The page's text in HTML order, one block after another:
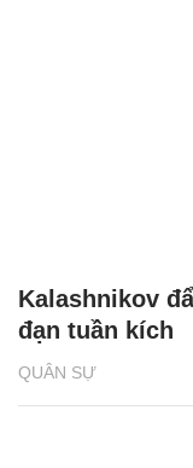
QUÂN SỰ
Kalashnikov
đạn tuần kích